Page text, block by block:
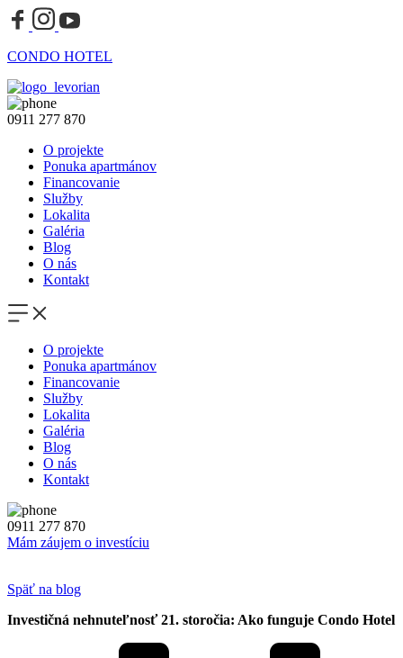
CONDO HOTEL
0911 277 870
O projekte
Ponuka apartmánov
Financovanie
Služby
Lokalita
Galéria
Blog
O nás
Kontakt
O projekte
Ponuka apartmánov
Financovanie
Služby
Lokalita
Galéria
Blog
O nás
Kontakt
0911 277 870
Mám záujem o investíciu
Späť na blog
Investičná nehnuteľnosť 21. storočia: Ako funguje Condo Hotel